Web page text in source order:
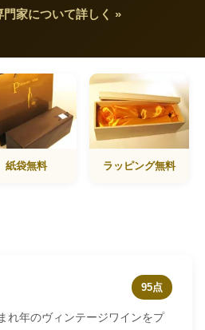
門家について詳しく »
紙袋無料 ラッピング無料
95点
れ年のヴィンテージワインをプ